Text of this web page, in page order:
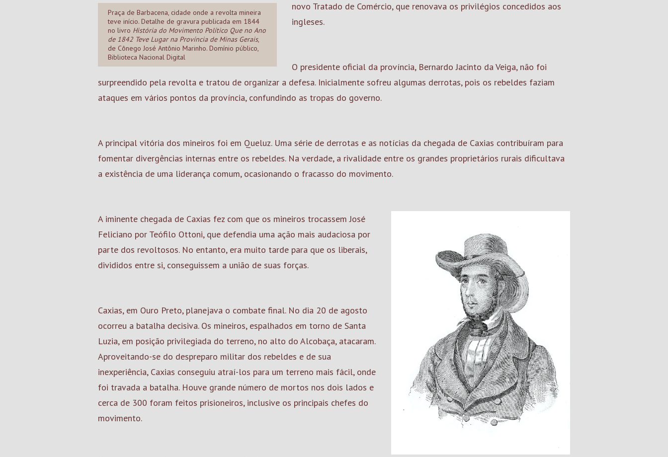
Praça de Barbacena, cidade onde a revolta mineira
teve início. Detalhe de gravura publicada em 1844
no livro História do Movimento Político Que no Ano
de 1842 Teve Lugar na Província de Minas Gerais,
de Cônego José Antônio Marinho. Domínio público,
Biblioteca Nacional Digital
novo Tratado de Comércio, que renovava os privilégios concedidos aos
ingleses.
O presidente oficial da província, Bernardo Jacinto da Veiga, não foi
surpreendido pela revolta e tratou de organizar a defesa. Inicialmente sofreu algumas derrotas, pois os rebeldes faziam
ataques em vários pontos da província, confundindo as tropas do governo.
A principal vitória dos mineiros foi em Queluz. Uma série de derrotas e as notícias da chegada de Caxias contribuíram para
fomentar divergências internas entre os rebeldes. Na verdade, a rivalidade entre os grandes proprietários rurais dificultava
a existência de uma liderança comum, ocasionando o fracasso do movimento.
A iminente chegada de Caxias fez com que os mineiros trocassem José
Feliciano por Teófilo Ottoni, que defendia uma ação mais audaciosa por
parte dos revoltosos. No entanto, era muito tarde para que os liberais,
divididos entre si, conseguissem a união de suas forças.
Caxias, em Ouro Preto, planejava o combate final. No dia 20 de agosto
ocorreu a batalha decisiva. Os mineiros, espalhados em torno de Santa
Luzia, em posição privilegiada do terreno, no alto do Alcobaça, atacaram.
Aproveitando-se do despreparo militar dos rebeldes e de sua
inexperiência, Caxias conseguiu atraí-los para um terreno mais fácil, onde
foi travada a batalha. Houve grande número de mortos nos dois lados e
cerca de 300 foram feitos prisioneiros, inclusive os principais chefes do
movimento.